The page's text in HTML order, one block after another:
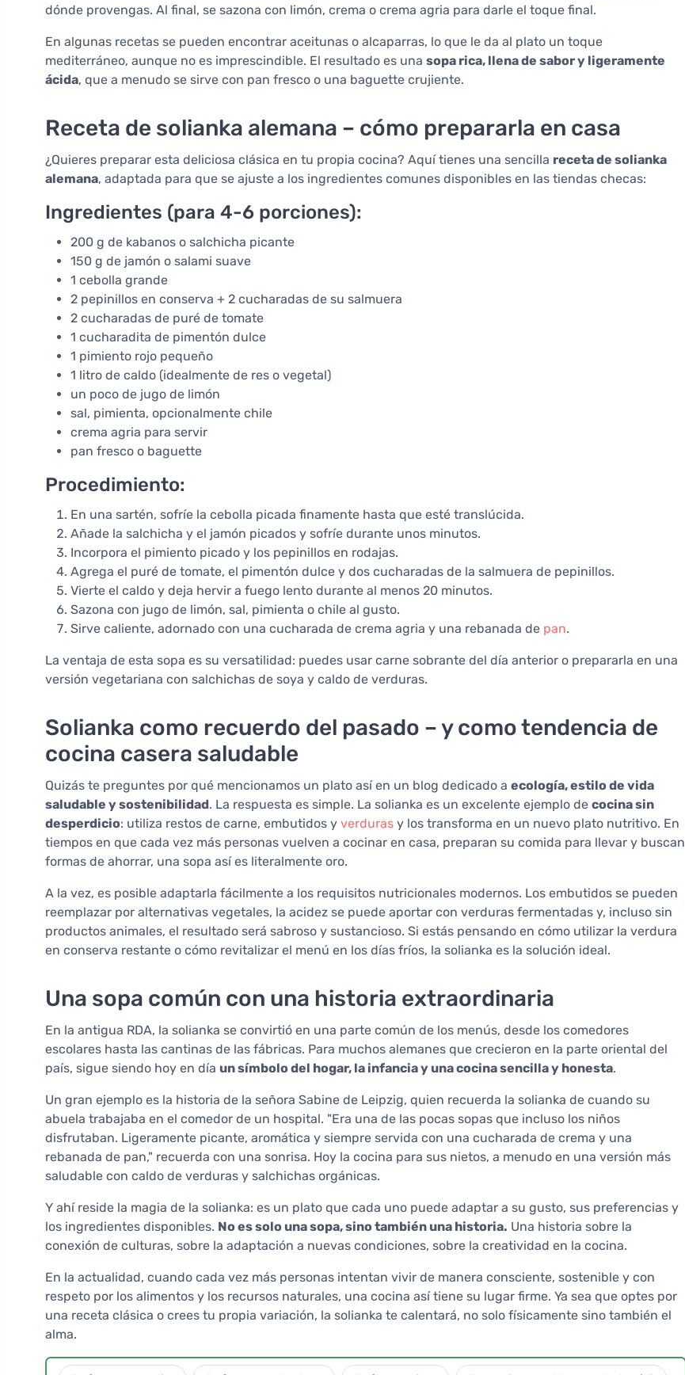
dónde provengas. Al final, se sazona con limón, crema o crema agria para darle el toque final.
En algunas recetas se pueden encontrar aceitunas o alcaparras, lo que le da al plato un toque
mediterráneo, aunque no es imprescindible. El resultado es una sopa rica, llena de sabor y ligeramente
ácida, que a menudo se sirve con pan fresco o una baguette crujiente.
Receta de solianka alemana – cómo prepararla en casa
¿Quieres preparar esta deliciosa clásica en tu propia cocina? Aquí tienes una sencilla receta de solianka
alemana, adaptada para que se ajuste a los ingredientes comunes disponibles en las tiendas checas:
Ingredientes (para 4-6 porciones):
200 g de kabanos o salchicha picante
150 g de jamón o salami suave
1 cebolla grande
2 pepinillos en conserva + 2 cucharadas de su salmuera
2 cucharadas de puré de tomate
1 cucharadita de pimentón dulce
1 pimiento rojo pequeño
1 litro de caldo (idealmente de res o vegetal)
un poco de jugo de limón
sal, pimienta, opcionalmente chile
crema agria para servir
pan fresco o baguette
Procedimiento:
En una sartén, sofríe la cebolla picada finamente hasta que esté translúcida.
Añade la salchicha y el jamón picados y sofríe durante unos minutos.
Incorpora el pimiento picado y los pepinillos en rodajas.
Agrega el puré de tomate, el pimentón dulce y dos cucharadas de la salmuera de pepinillos.
Vierte el caldo y deja hervir a fuego lento durante al menos 20 minutos.
Sazona con jugo de limón, sal, pimienta o chile al gusto.
Sirve caliente, adornado con una cucharada de crema agria y una rebanada de pan.
La ventaja de esta sopa es su versatilidad: puedes usar carne sobrante del día anterior o prepararla en una
versión vegetariana con salchichas de soya y caldo de verduras.
Solianka como recuerdo del pasado – y como tendencia de
cocina casera saludable
Quizás te preguntes por qué mencionamos un plato así en un blog dedicado a ecología, estilo de vida
saludable y sostenibilidad. La respuesta es simple. La solianka es un excelente ejemplo de cocina sin
desperdicio: utiliza restos de carne, embutidos y verduras y los transforma en un nuevo plato nutritivo. En
tiempos en que cada vez más personas vuelven a cocinar en casa, preparan su comida para llevar y buscan
formas de ahorrar, una sopa así es literalmente oro.
A la vez, es posible adaptarla fácilmente a los requisitos nutricionales modernos. Los embutidos se pueden
reemplazar por alternativas vegetales, la acidez se puede aportar con verduras fermentadas y, incluso sin
productos animales, el resultado será sabroso y sustancioso. Si estás pensando en cómo utilizar la verdura
en conserva restante o cómo revitalizar el menú en los días fríos, la solianka es la solución ideal.
Una sopa común con una historia extraordinaria
En la antigua RDA, la solianka se convirtió en una parte común de los menús, desde los comedores
escolares hasta las cantinas de las fábricas. Para muchos alemanes que crecieron en la parte oriental del
país, sigue siendo hoy en día un símbolo del hogar, la infancia y una cocina sencilla y honesta.
Un gran ejemplo es la historia de la señora Sabine de Leipzig, quien recuerda la solianka de cuando su
abuela trabajaba en el comedor de un hospital. "Era una de las pocas sopas que incluso los niños
disfrutaban. Ligeramente picante, aromática y siempre servida con una cucharada de crema y una
rebanada de pan," recuerda con una sonrisa. Hoy la cocina para sus nietos, a menudo en una versión más
saludable con caldo de verduras y salchichas orgánicas.
Y ahí reside la magia de la solianka: es un plato que cada uno puede adaptar a su gusto, sus preferencias y
los ingredientes disponibles. No es solo una sopa, sino también una historia. Una historia sobre la
conexión de culturas, sobre la adaptación a nuevas condiciones, sobre la creatividad en la cocina.
En la actualidad, cuando cada vez más personas intentan vivir de manera consciente, sostenible y con
respeto por los alimentos y los recursos naturales, una cocina así tiene su lugar firme. Ya sea que optes por
una receta clásica o crees tu propia variación, la solianka te calentará, no solo físicamente sino también el
alma.